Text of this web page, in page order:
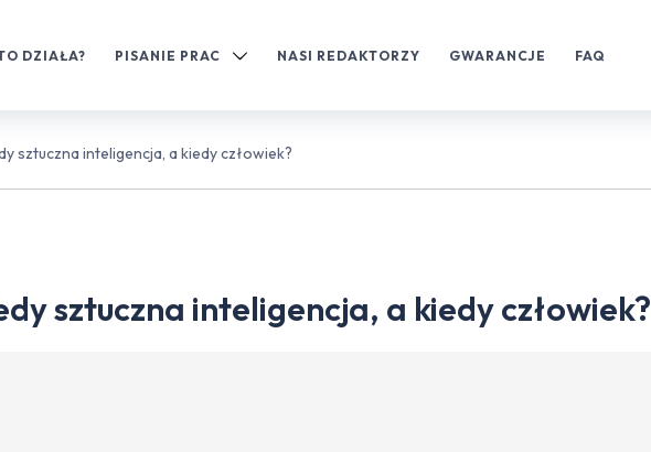
DZIAŁA? PISANIE PRAC NASI REDAKTORZY GWARANCJE FAQ
sztuczna inteligencja, a kiedy człowiek?
sztuczna inteligencja, a kiedy człowiek?